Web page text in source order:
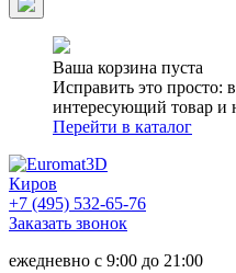
Ваша корзина пуста
Исправить это просто:
интересующий товар и
Перейти в каталог
Киров
+7 (495) 532-65-76
Заказать звонок
ежедневно с 9:00 до 21:00